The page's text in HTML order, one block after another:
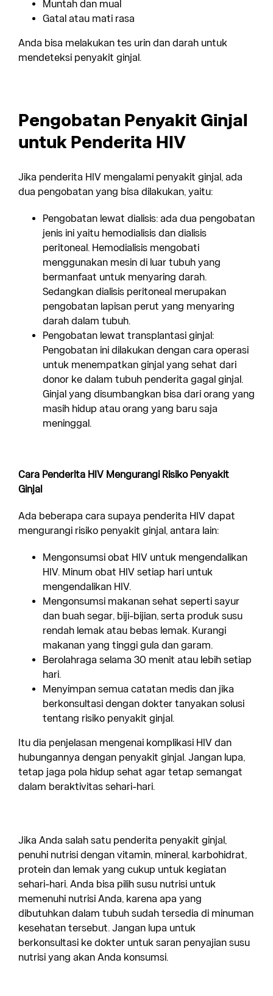
Muntah dan mual
Gatal atau mati rasa
Anda bisa melakukan tes urin dan darah untuk
mendeteksi penyakit ginjal.
Pengobatan Penyakit Ginjal
untuk Penderita HIV
Jika penderita HIV mengalami penyakit ginjal, ada
dua pengobatan yang bisa dilakukan, yaitu:
Pengobatan lewat dialisis: ada dua pengobatan
jenis ini yaitu hemodialisis dan dialisis
peritoneal. Hemodialisis mengobati
menggunakan mesin di luar tubuh yang
bermanfaat untuk menyaring darah.
Sedangkan dialisis peritoneal merupakan
pengobatan lapisan perut yang menyaring
darah dalam tubuh.
Pengobatan lewat transplantasi ginjal:
Pengobatan ini dilakukan dengan cara operasi
untuk menempatkan ginjal yang sehat dari
donor ke dalam tubuh penderita gagal ginjal.
Ginjal yang disumbangkan bisa dari orang yang
masih hidup atau orang yang baru saja
meninggal.
Cara Penderita HIV Mengurangi Risiko Penyakit
Ginjal
Ada beberapa cara supaya penderita HIV dapat
mengurangi risiko penyakit ginjal, antara lain:
Mengonsumsi obat HIV untuk mengendalikan
HIV. Minum obat HIV setiap hari untuk
mengendalikan HIV.
Mengonsumsi makanan sehat seperti sayur
dan buah segar, biji-bijian, serta produk susu
rendah lemak atau bebas lemak. Kurangi
makanan yang tinggi gula dan garam.
Berolahraga selama 30 menit atau lebih setiap
hari.
Menyimpan semua catatan medis dan jika
berkonsultasi dengan dokter tanyakan solusi
tentang risiko penyakit ginjal.
Itu dia penjelasan mengenai komplikasi HIV dan
hubungannya dengan penyakit ginjal. Jangan lupa,
tetap jaga pola hidup sehat agar tetap semangat
dalam beraktivitas sehari-hari.
Jika Anda salah satu penderita penyakit ginjal,
penuhi nutrisi dengan vitamin, mineral, karbohidrat,
protein dan lemak yang cukup untuk kegiatan
sehari-hari. Anda bisa pilih susu nutrisi untuk
memenuhi nutrisi Anda, karena apa yang
dibutuhkan dalam tubuh sudah tersedia di minuman
kesehatan tersebut. Jangan lupa untuk
berkonsultasi ke dokter untuk saran penyajian susu
nutrisi yang akan Anda konsumsi.